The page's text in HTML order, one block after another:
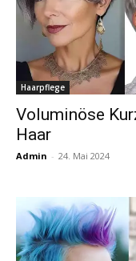
Haarpflege
Voluminöse
Haar
Admin - 24. Mai 2024